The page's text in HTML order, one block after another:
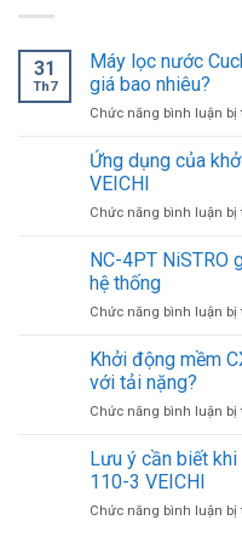
31
Th7
Máy lọc nước
giá bao nhiêu?
Chức năng bình luận bị
Ứng dụng của
VEICHI
Chức năng bình luận bị
NC-4PT NiSTRO
hệ thống
Chức năng bình luận bị
Khởi động mềm
với tải nặng?
Chức năng bình luận bị
Lưu ý cần biết
110-3 VEICHI
Chức năng bình luận bị